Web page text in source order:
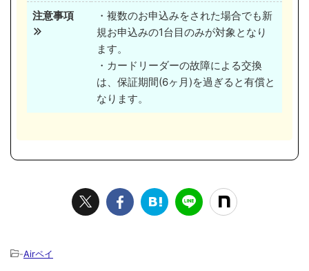
注意事項
・複数のお申込みをされた場合でも新
規お申込みの1台目のみが対象となり
ます。
・カードリーダーの故障による交換
は、保証期間(6ヶ月)を過ぎると有償と
なります。
-Airペイ